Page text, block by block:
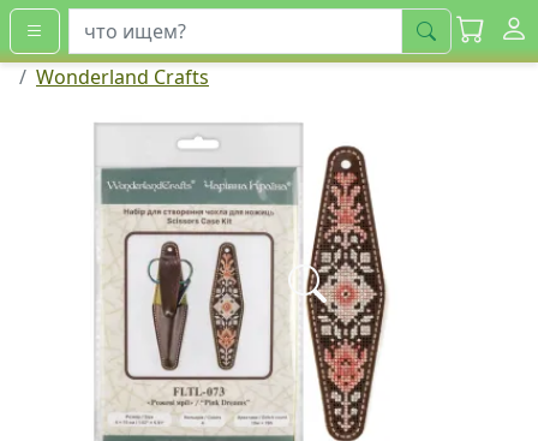
искать
Wonderland Crafts